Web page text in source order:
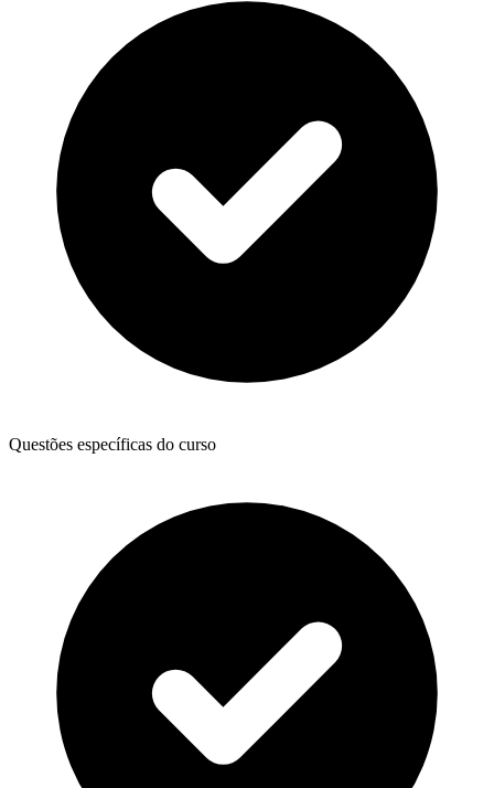
Questões específicas do curso